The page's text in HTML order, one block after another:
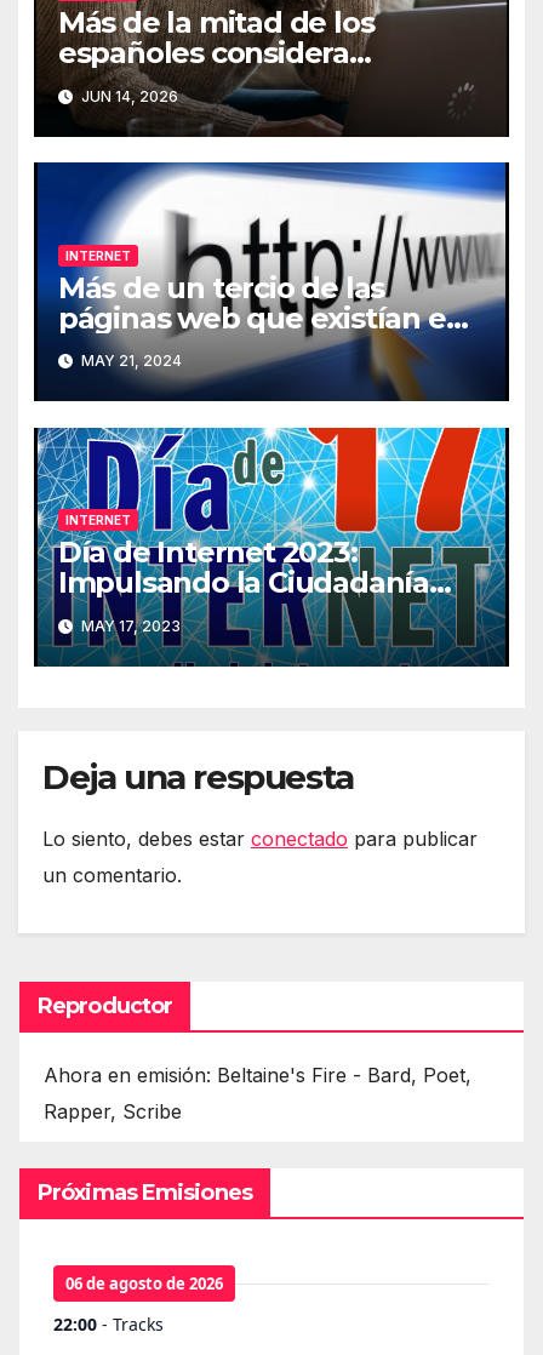
Más de la mitad de los
españoles considera
fundamental la conexión a
Internet
JUN 14, 2026
INTERNET
Más de un tercio de las
páginas web que existían en
2013 han desaparecido de
Internet
MAY 21, 2024
INTERNET
Día de Internet 2023:
Impulsando la Ciudadanía
Digital
MAY 17, 2023
Deja una respuesta
Lo siento, debes estar conectado para publicar
un comentario.
Reproductor
Ahora en emisión: Beltaine's Fire - Bard, Poet,
Rapper, Scribe
Próximas Emisiones